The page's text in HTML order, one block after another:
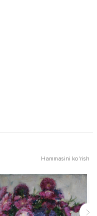
Hammasini ko'rish